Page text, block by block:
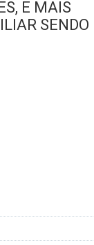
E MAIS
SENDO